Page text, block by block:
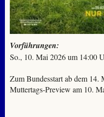
Vorführungen:
So., 10. Mai 2026 um 14:00
Zum Bundesstart ab dem 14.
Muttertags-Preview am 10.